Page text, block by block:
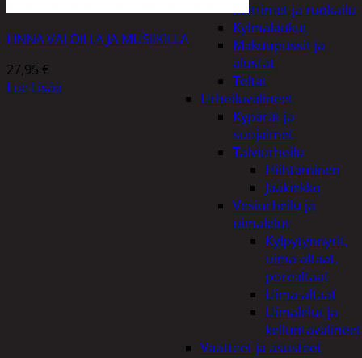
Keittimet ja ruokailu
Kylmälaukut
Makuupussit ja
alustat
Teltat
Urheiluvälineet
Kypärät ja
suojaimet
Talviurheilu
Hiihtäminen
Jääkiekko
Vesiurheilu ja
uimalelut
Kylpytynnyrit,
uima-altaat,
porealtaat
Uima-altaat
Uimalelut ja
kelluntavälineet
Vaatteet ja asusteet
LINNA VALOILLA JA MUSIIKILLA
27,95 €
Lue Lisää